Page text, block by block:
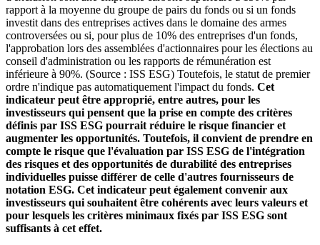
rapport à la moyenne du groupe de pairs du fonds ou si un fonds
investit dans des entreprises actives dans le domaine des armes
controversées ou si, pour plus de 10% des entreprises d'un fonds,
l'approbation lors des assemblées d'actionnaires pour les élections au
conseil d'administration ou les rapports de rémunération est
inférieure à 90%. (Source : ISS ESG) Toutefois, le statut de premier
ordre n'indique pas automatiquement l'impact du fonds. Cet
indicateur peut être approprié, entre autres, pour les
investisseurs qui pensent que la prise en compte des critères
définis par ISS ESG pourrait réduire le risque financier et
augmenter les opportunités. Toutefois, il convient de prendre en
compte le risque que l'évaluation par ISS ESG de l'intégration
des risques et des opportunités de durabilité des entreprises
individuelles puisse différer de celle d'autres fournisseurs de
notation ESG. Cet indicateur peut également convenir aux
investisseurs qui souhaitent être cohérents avec leurs valeurs et
pour lesquels les critères minimaux fixés par ISS ESG sont
suffisants à cet effet.